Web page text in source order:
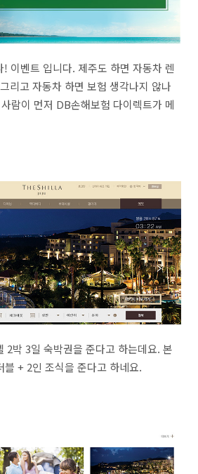
이벤트 입니다. 제주도 하면 자동차 렌
리고 자동차 하면 보험 생각나지 않나
람이 먼저 DB손해보험 다이렉트가 메
2박 3일 숙박권을 준다고 하는데요. 본
블 + 2인 조식을 준다고 하네요.